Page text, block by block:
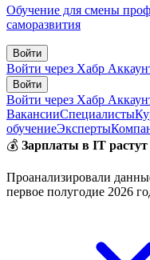
Обучение для смены
саморазвития
Войти
Войти через Хабр
Войти
Войти через Хабр
ВакансииСпециалисты
обучениеЭксперты
💰 Зарплаты в IT
Проанализировали
первое полугодие 2026